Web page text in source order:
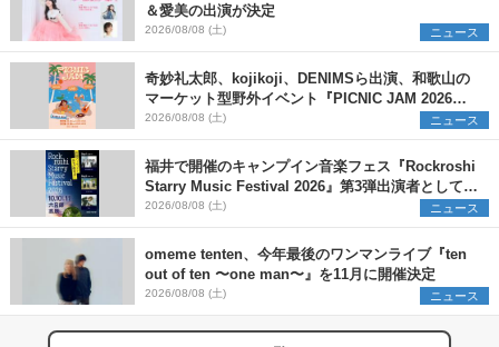
＆愛美の出演が決定
2026/08/08 (土) ニュース
奇妙礼太郎、kojikoji、DENIMSら出演、和歌山の
マーケット型野外イベント『PICNIC JAM 2026』
早割チケット発売開始
2026/08/08 (土) ニュース
福井で開催のキャンプイン音楽フェス『Rockroshi
Starry Music Festival 2026』第3弾出演者として
SCOOBIE DO、かりゆし58、Reiを発表
2026/08/08 (土) ニュース
omeme tenten、今年最後のワンマンライブ『ten
out of ten 〜one man〜』を11月に開催決定
2026/08/08 (土) ニュース